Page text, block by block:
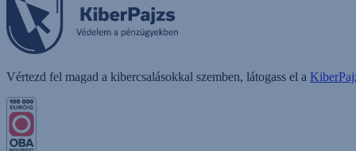
Vértezd fel magad a kibercsalásokkal szemben, látogass el a